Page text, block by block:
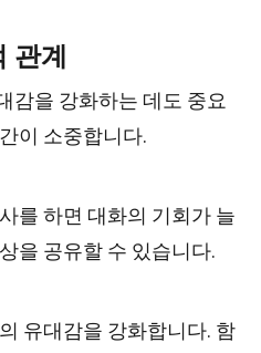
관계
감을 강화하는 데도 중요
이 소중합니다.
를 하면 대화의 기회가 늘
을 공유할 수 있습니다.
유대감을 강화합니다. 함